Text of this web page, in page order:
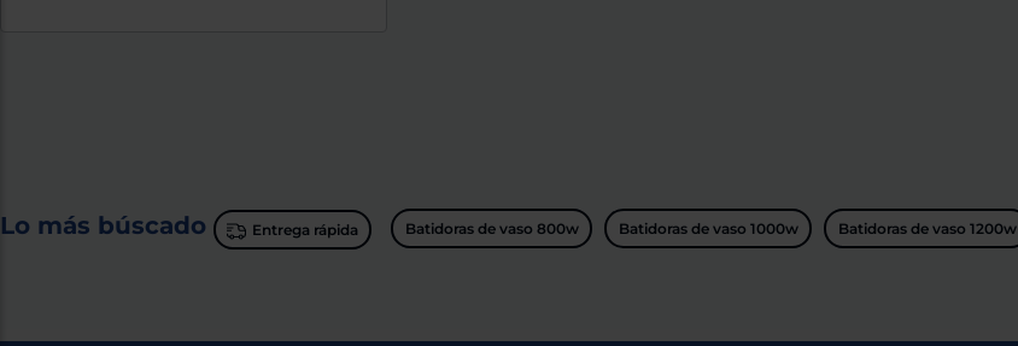
Lo más búscado Entrega rápida Batidoras de vaso 800w Batidoras de vaso 1000w Batidoras de vaso 1200w